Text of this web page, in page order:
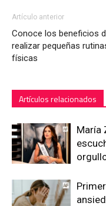
Artículo anterior
Conoce los beneficios
realizar pequeñas
físicas
Artículos relacionados
María